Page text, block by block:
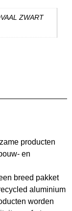
ZWART
producten
en
breed pakket
aluminium
worden